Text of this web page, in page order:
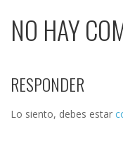
NO HAY
RESPONDER
Lo siento, debes estar